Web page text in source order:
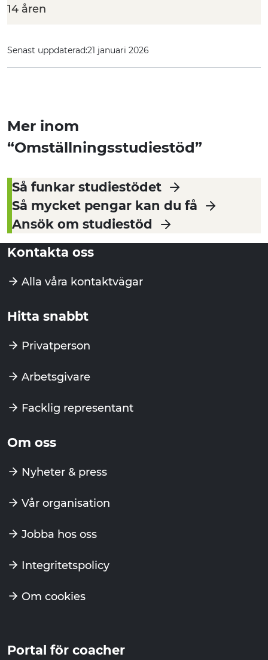
14 åren
Senast uppdaterad:21 januari 2026
Mer inom
“Omställningsstudiestöd”
Så funkar studiestödet
Så mycket pengar kan du få
Ansök om studiestöd
Kontakta oss
Alla våra kontaktvägar
Hitta snabbt
Privatperson
Arbetsgivare
Facklig representant
Om oss
Nyheter & press
Vår organisation
Jobba hos oss
Integritetspolicy
Om cookies
Portal för coacher